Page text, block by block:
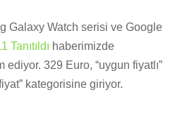
Galaxy Watch serisi ve Google
haberimizde
329 Euro, “uygun fiyatlı”
kategorisine giriyor.